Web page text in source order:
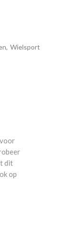
, Wielsport
dit
op